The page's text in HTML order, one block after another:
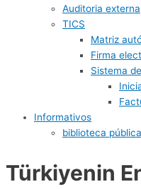
Auditoria externa
TICS
Matriz
Firma
Sistema
Informativos
biblioteca pública
Türkiyenin